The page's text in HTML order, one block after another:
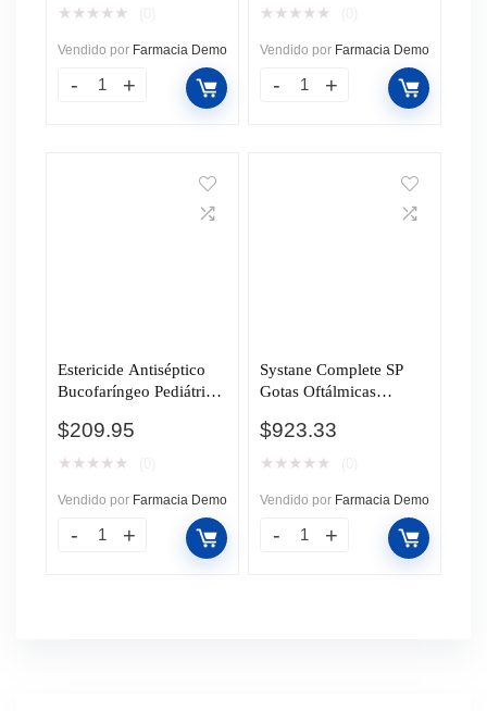
★ ★ ★ ★ ★
Vendido por Farmacia Demo
★ ★ ★ ★ ★
Vendido por Farmacia Demo
Estericide Antiséptico
Bucofaríngeo Pediátrico
$209.95
★ ★ ★ ★ ★
Vendido por Farmacia Demo
Systane Complete SP
Gotas Oftálmicas
$923.33
★ ★ ★ ★ ★
Vendido por Farmacia Demo